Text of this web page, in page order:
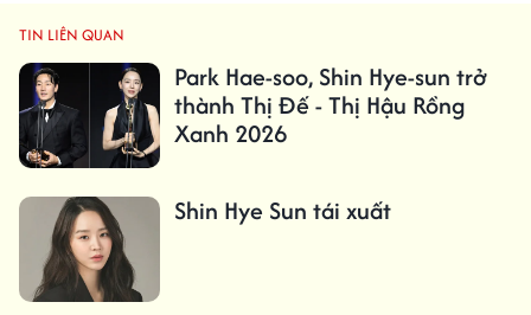
TIN LIÊN QUAN
Park Hae-soo, Shin Hye-sun trở
thành Thị Đế - Thị Hậu Rồng
Xanh 2026
Shin Hye Sun tái xuất